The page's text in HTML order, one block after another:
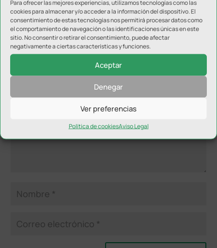
Para ofrecer las mejores experiencias, utilizamos tecnologías como las
cookies para almacenar y/o acceder a la información del dispositivo. El
consentimiento de estas tecnologías nos permitirá procesar datos como
el comportamiento de navegación o las identificaciones únicas en este
sitio. No consentir o retirar el consentimiento, puede afectar
negativamente a ciertas características y funciones.
Aceptar
Denegar
Ver preferencias
Política de cookiesAviso Legal
Enviar comentario
Tu dirección de correo electrónico no será publicada.
campos obligatorios están marcados con*